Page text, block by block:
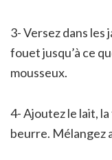
3- Versez dans les
fouet jusqu’à ce
mousseux.
4- Ajoutez le lait,
beurre. Mélangez